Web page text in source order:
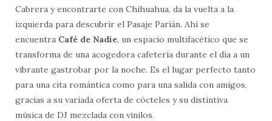
Cabrera y encontrarte con Chihuahua, da la vuelta a la
izquierda para descubrir el Pasaje Parián. Ahí se
encuentra Café de Nadie, un espacio multifacético que se
transforma de una acogedora cafetería durante el día a un
vibrante gastrobar por la noche. Es el lugar perfecto tanto
para una cita romántica como para una salida con amigos,
gracias a su variada oferta de cócteles y su distintiva
música de DJ mezclada con vinilos.